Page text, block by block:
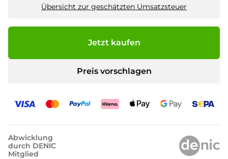
Übersicht zur geschätzten Umsatzsteuer
Jetzt kaufen
Preis vorschlagen
Abwicklung
durch DENIC
Mitglied